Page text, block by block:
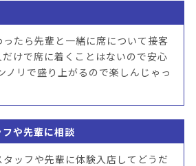
たら先輩と一緒に席について接客
けで席に着くことはないので安心
ノリで盛り上がるので楽しんじゃっ
や先輩に相談
ッフや先輩に体験入店してどうだ